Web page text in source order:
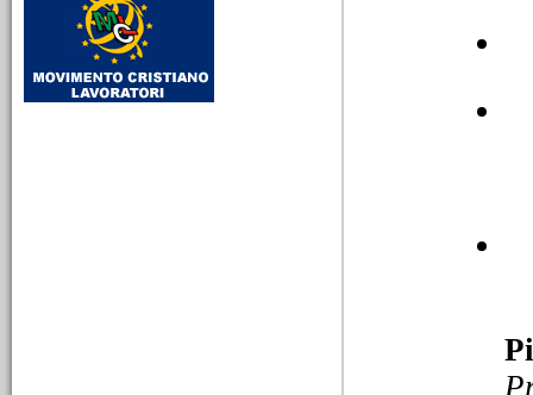
712 - Dalla Radio alla
stampa - Una donna laica
al servizio dei più piccoli